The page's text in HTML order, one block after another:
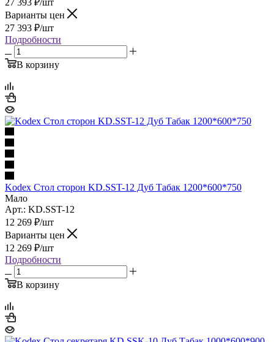
Варианты цен
27 393 ₽/шт
Подробности
В корзину
Kodex Стол сторон KD.SST-12 Дуб Табак 1200*600*750
Мало
Арт.: KD.SST-12
12 269 ₽/шт
Варианты цен
12 269 ₽/шт
Подробности
В корзину